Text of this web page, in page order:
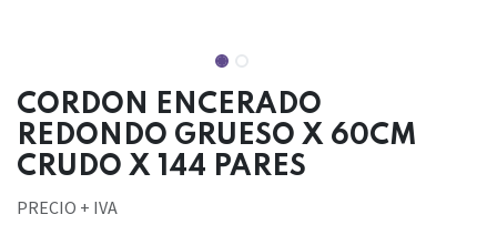
CORDON ENCERADO
REDONDO GRUESO X 60CM
CRUDO X 144 PARES
PRECIO + IVA